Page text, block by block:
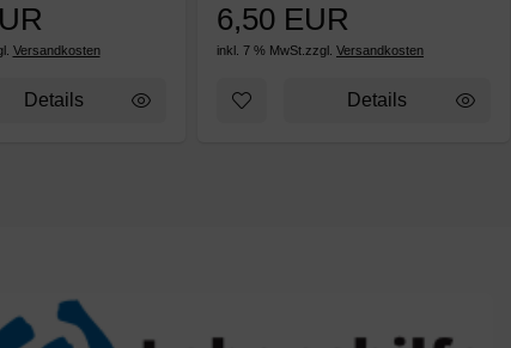
Versandkosten
hinzufügen: Schneidebrett Werk.Wood
Details
6,50 EUR
inkl. 7 % MwSt. zzgl. Versandkosten
Zum Merkzettel hinzufügen:
Details